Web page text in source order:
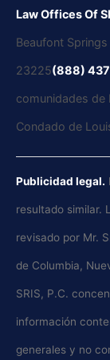
Law Offices Of
Beaufont
23225(888)
comunidades de
Condado de
Publicidad legal.
resultado similar.
revisado por Mr.
de Columbia,
SRIS, P.C.
información
generales y no